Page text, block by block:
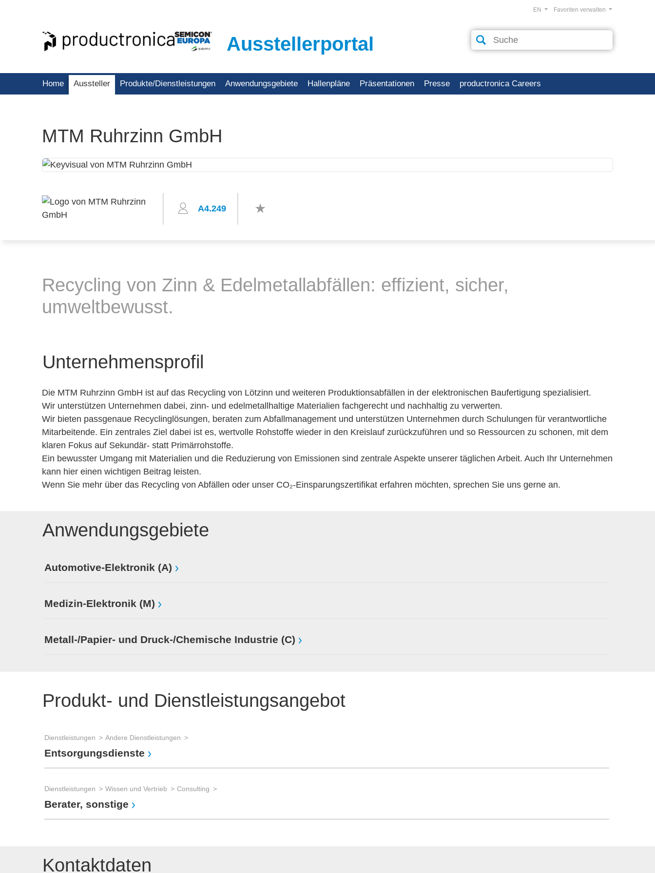
Ausstellerportal
Favoriten verwalten
EN
Home Aussteller Produkte/Dienstleistungen Anwendungsgebiete Hallenpläne Präsentationen Presse productronica Careers
MTM Ruhrzinn GmbH
A4.249
Recycling von Zinn & Edelmetallabfällen: effizient, sicher,
umweltbewusst.
Unternehmensprofil
Die MTM Ruhrzinn GmbH ist auf das Recycling von Lötzinn und weiteren Produktionsabfällen in der elektronischen Baufertigung spezialisiert.
Wir unterstützen Unternehmen dabei, zinn- und edelmetallhaltige Materialien fachgerecht und nachhaltig zu verwerten.
Wir bieten passgenaue Recyclinglösungen, beraten zum Abfallmanagement und unterstützen Unternehmen durch Schulungen für verantwortliche
Mitarbeitende. Ein zentrales Ziel dabei ist es, wertvolle Rohstoffe wieder in den Kreislauf zurückzuführen und so Ressourcen zu schonen, mit dem
klaren Fokus auf Sekundär- statt Primärrohstoffe.
Ein bewusster Umgang mit Materialien und die Reduzierung von Emissionen sind zentrale Aspekte unserer täglichen Arbeit. Auch Ihr Unternehmen
kann hier einen wichtigen Beitrag leisten.
Wenn Sie mehr über das Recycling von Abfällen oder unser CO₂-Einsparungszertifikat erfahren möchten, sprechen Sie uns gerne an.
Anwendungsgebiete
Automotive-Elektronik (A)
Medizin-Elektronik (M)
Metall-/Papier- und Druck-/Chemische Industrie (C)
Produkt- und Dienstleistungsangebot
Dienstleistungen Andere Dienstleistungen
Entsorgungsdienste
Dienstleistungen Wissen und Vertrieb Consulting
Berater, sonstige
Kontaktdaten